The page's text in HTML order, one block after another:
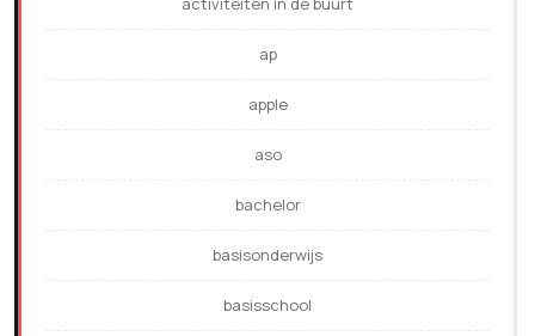
ap
apple
aso
bachelor
basisonderwijs
basisschool